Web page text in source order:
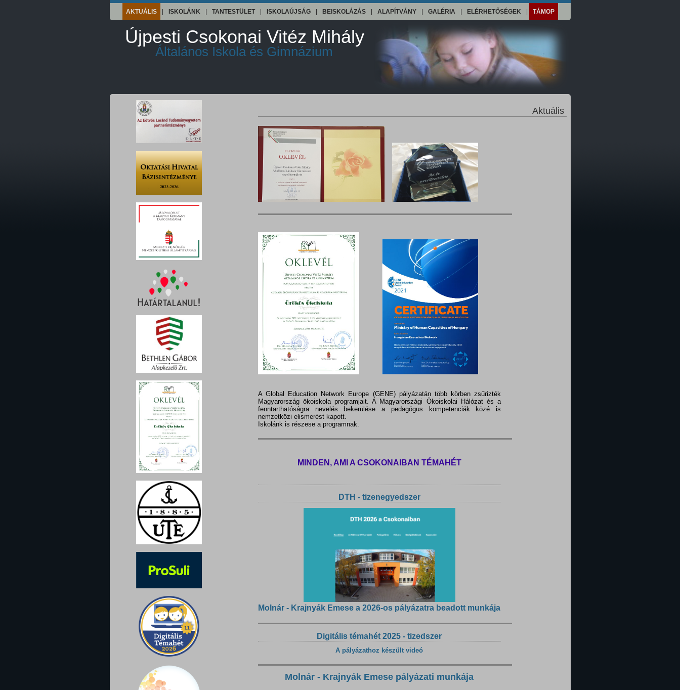
AKTUÁLIS ISKOLÁNK TANTESTÜLET ISKOLAÚJSÁG BEISKOLÁZÁS ALAPÍTVÁNY GALÉRIA ELÉRHETŐSÉGEK TÁMOP
Újpesti Csokonai Vitéz Mihály
Általános Iskola és Gimnázium
Aktuális
A Global Education Network Europe (GENE) pályázatán több körben zsűrizték
Magyarország ökoiskola programjait. A Magyarországi Ökoiskolai Hálózat és a
fenntarthatóságra nevelés bekerülése a pedagógus kompetenciák közé is
nemzetközi elismerést kapott.
Iskolánk is részese a programnak.
MINDEN, AMI A CSOKONAIBAN TÉMAHÉT
DTH - tizenegyedszer
Molnár - Krajnyák Emese a 2026-os pályázatra beadott munkája
Digitális témahét 2025 - tizedszer
A pályázathoz készült videó
Molnár - Krajnyák Emese pályázati munkája